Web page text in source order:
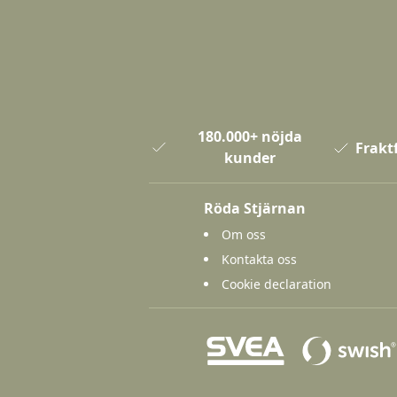
180.000+ nöjda
kunder
Röda Stjärnan
Om oss
Kontakta oss
Cookie declaration